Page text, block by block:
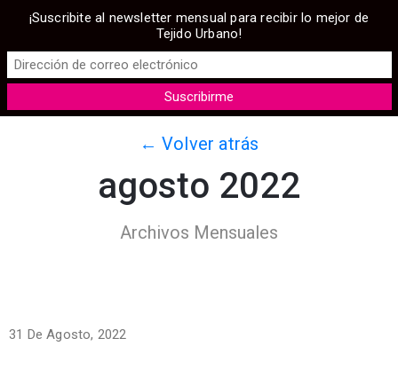
← Volver atrás
agosto 2022
Archivos Mensuales
31 De Agosto, 2022
¡Suscribite al newsletter mensual para recibir lo mejor de
Tejido Urbano!